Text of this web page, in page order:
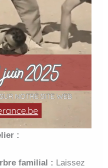
:
familial : Laissez